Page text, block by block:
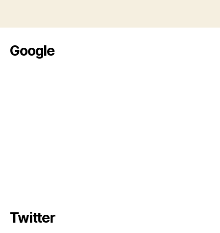
Google
Twitter